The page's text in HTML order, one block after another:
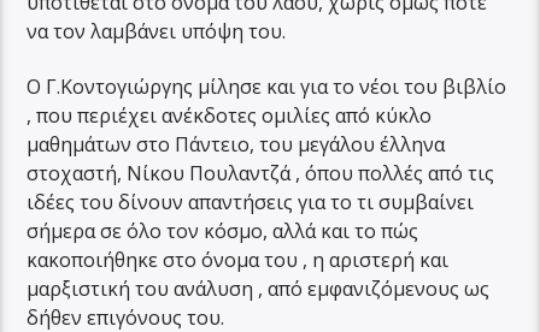
να τον λαμβάνει υπόψη του.
Ο Γ.Κοντογιώργης μίλησε και για το νέοι του βιβλίο
, που περιέχει ανέκδοτες ομιλίες από κύκλο
μαθημάτων στο Πάντειο, του μεγάλου έλληνα
στοχαστή, Νίκου Πουλαντζά , όπου πολλές από τις
ιδέες του δίνουν απαντήσεις για το τι συμβαίνει
σήμερα σε όλο τον κόσμο, αλλά και το πώς
κακοποιήθηκε στο όνομα του , η αριστερή και
μαρξιστική του ανάλυση , από εμφανιζόμενους ως
δήθεν επιγόνους του.